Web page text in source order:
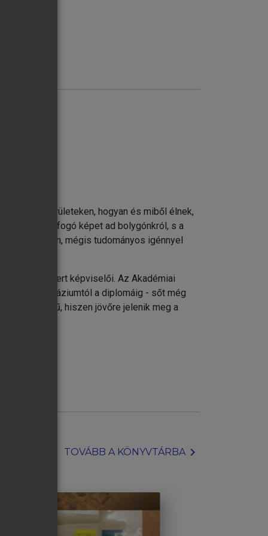
laknak e területeken, hogyan és miből élnek,
teljes, átfogó képet ad bolygónkról, s a
érthetően, mégis tudományos igénnyel
is elismert képviselői. Az Akadémiai
a gimnáziumtól a diplomáig - sőt még
mű, hiszen jövőre jelenik meg a
TOVÁBB A KÖNYVTÁRBAchevron_right